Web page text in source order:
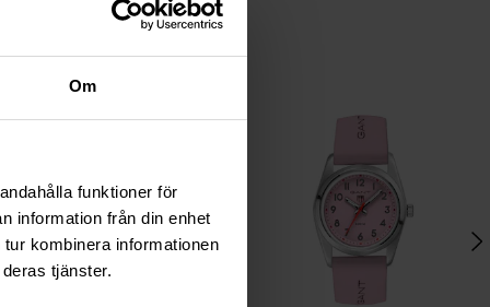
Om
funktioner för
information från din enhet
kombinera informationen
tjänster.